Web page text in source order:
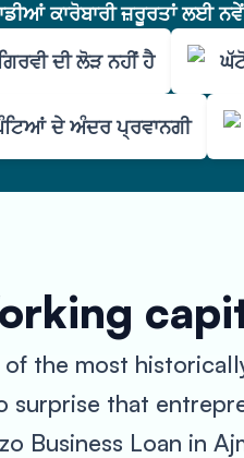
ਕਾਰੋਬਾਰੀ ਜ਼ਰੂਰਤਾਂ ਲਈ
ਦੀ ਲੋੜ ਨਹੀਂ ਹੈ
ਦੇ ਅੰਦਰ ਪ੍ਰਵਾਨਗੀ
the most
surprise that
Business Loan in